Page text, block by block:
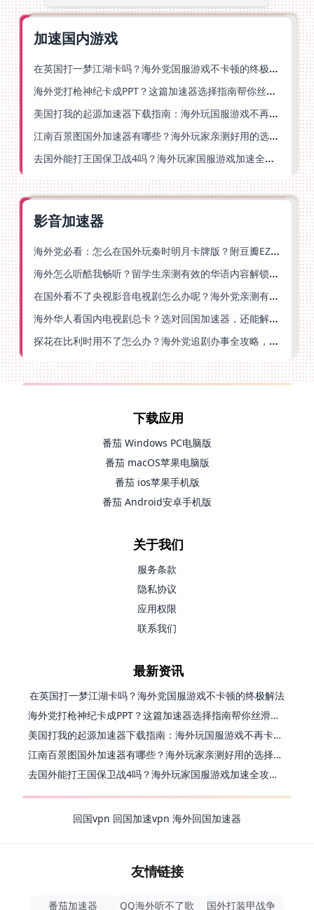
加速国内游戏
在英国打一梦江湖卡吗？海外党国服游戏不卡顿的终极解法
海外党打枪神纪卡成PPT？这篇加速器选择指南帮你丝滑上分
美国打我的起源加速器下载指南：海外玩国服游戏不再卡的终极方案
江南百景图国外加速器有哪些？海外玩家亲测好用的选择与避坑指南
去国外能打王国保卫战4吗？海外玩家国服游戏加速全攻略（附公主连结幻想江湖实测）
影音加速器
海外党必看：怎么在国外玩秦时明月卡牌版？附豆瓣EZCast地区限制破解法
海外怎么听酷我畅听？留学生亲测有效的华语内容解锁指南
在国外看不了央视影音电视剧怎么办呢？海外党亲测有效的回国加速方案
海外华人看国内电视剧总卡？选对回国加速器，还能解决菲律宾打不开反诈中心的问题
探花在比利时用不了怎么办？海外党追剧办事全攻略，选对加速器就够了
下载应用
番茄 Windows PC电脑版
番茄 macOS苹果电脑版
番茄 ios苹果手机版
番茄 Android安卓手机版
关于我们
服务条款
隐私协议
应用权限
联系我们
最新资讯
在英国打一梦江湖卡吗？海外党国服游戏不卡顿的终极解法
海外党打枪神纪卡成PPT？这篇加速器选择指南帮你丝滑上分
美国打我的起源加速器下载指南：海外玩国服游戏不再卡的终极方案
江南百景图国外加速器有哪些？海外玩家亲测好用的选择与避坑指南
去国外能打王国保卫战4吗？海外玩家国服游戏加速全攻略（附公主连结幻想江湖实测）
回国vpn 回国加速vpn 海外回国加速器
友情链接
番茄加速器 QQ海外听不了歌 国外打装甲战争